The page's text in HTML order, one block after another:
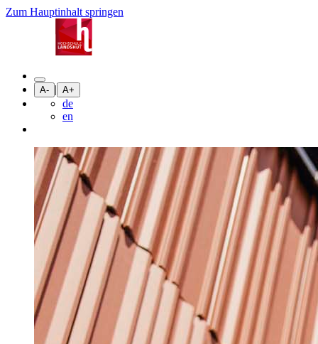
Zum Hauptinhalt springen
A- | A+
de
en